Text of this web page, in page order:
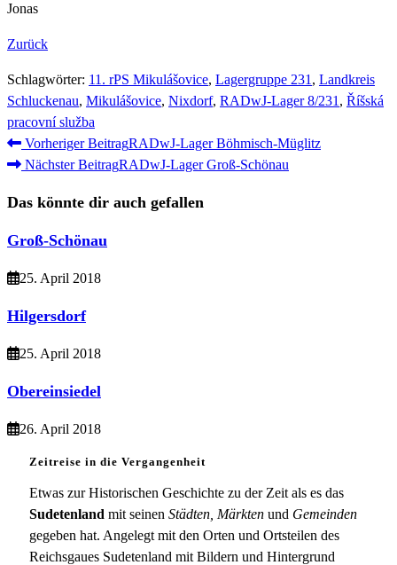
Jonas
Zurück
Schlagwörter: 11. rPS Mikulášovice, Lagergruppe 231 , Landkreis
Schluckenau, Mikulášovice, Nixdorf, RADwJ-Lager 8/231 , Říšská
pracovní služba
Weitere
Artikel
ansehen
Vorheriger BeitragRADwJ-Lager Böhmisch-Müglitz
Nächster BeitragRADwJ-Lager Groß-Schönau
Das könnte dir auch gefallen
Groß-Schönau
25. April 2018
Hilgersdorf
25. April 2018
Obereinsiedel
26. April 2018
Zeitreise in die Vergangenheit
Etwas zur Historischen Geschichte zu der Zeit als es das
Sudetenland mit seinen Städten, Märkten und Gemeinden
gegeben hat. Angelegt mit den Orten und Ortsteilen des
Reichsgaues Sudetenland mit Bildern und Hintergrund